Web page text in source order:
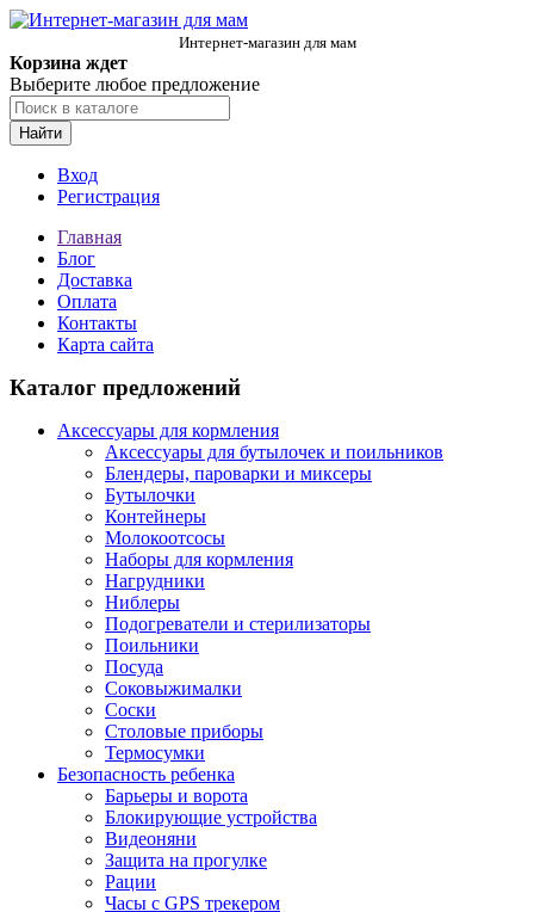
Интернет-магазин для мам
Корзина ждет
Выберите любое предложение
Найти
Вход
Регистрация
Главная
Блог
Доставка
Оплата
Контакты
Карта сайта
Каталог предложений
Аксессуары для кормления
Аксессуары для бутылочек и поильников
Блендеры, пароварки и миксеры
Бутылочки
Контейнеры
Молокоотсосы
Наборы для кормления
Нагрудники
Ниблеры
Подогреватели и стерилизаторы
Поильники
Посуда
Соковыжималки
Соски
Столовые приборы
Термосумки
Безопасность ребенка
Барьеры и ворота
Блокирующие устройства
Видеоняни
Защита на прогулке
Рации
Часы с GPS трекером